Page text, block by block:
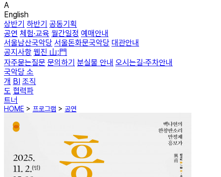
A
English
상반기 하반기 공동기획
공연 체험·교육 월간일정 예매안내
서울남산국악당 서울돈화문국악당 대관안내
공지사항 웹진 山:門
자주묻는질문 문의하기 분실물 안내 오시는길·주차안내
국악당 소
개 BI 조직
도 협력파
트너
HOME > 프로그램 > 공연